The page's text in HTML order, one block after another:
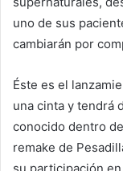
uno de sus
cambiarán por
Éste es el
una cinta y tendrá
conocido dentro
remake de